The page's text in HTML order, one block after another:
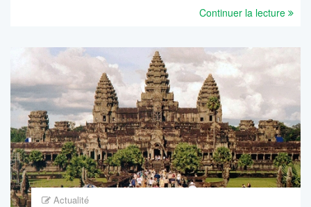
Continuer la lecture
Actualité